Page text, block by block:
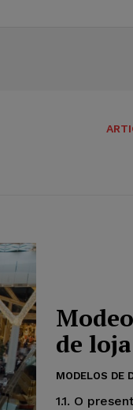
de
MODELOS DE
1.1. O